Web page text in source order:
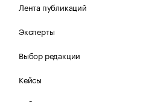
Лента публикаций
Эксперты
Выбор редакции
Кейсы